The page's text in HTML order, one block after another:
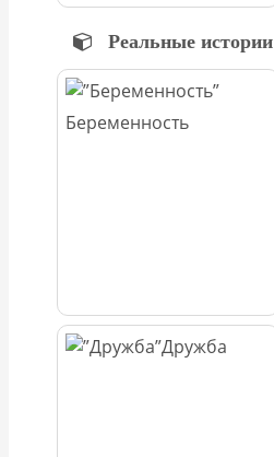
Реальные истории
Беременность
Дружба